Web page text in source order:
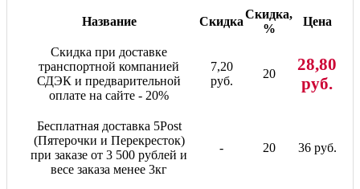
Название Скидка
Скидка,
%
Цена
Скидка при доставке
транспортной компанией
СДЭК и предварительной
оплате на сайте - 20%
7,20
руб.
20
28,80
руб.
Бесплатная доставка 5Post
(Пятерочки и Перекресток)
при заказе от 3 500 рублей и
весе заказа менее 3кг
- 20 36 руб.